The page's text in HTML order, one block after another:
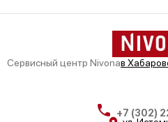
Сервисный центр Nivonaв
+7 (302)